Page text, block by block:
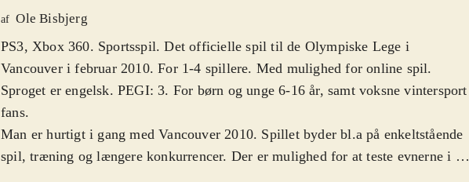
af Ole Bisbjerg
PS3, Xbox 360. Sportsspil. Det officielle spil til de Olympiske Lege i
Vancouver i februar 2010. For 1-4 spillere. Med mulighed for online spil.
Sproget er engelsk. PEGI: 3. For børn og unge 6-16 år, samt voksne vintersport
fans.
Man er hurtigt i gang med Vancouver 2010. Spillet byder bl.a på enkeltstående
spil, træning og længere konkurrencer. Der er mulighed for at teste evnerne i 14